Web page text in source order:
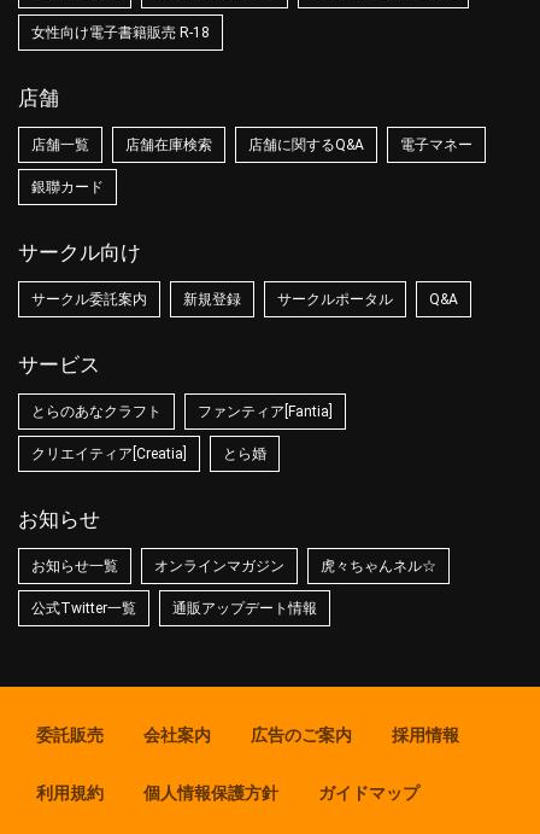
女性向け電子書籍販売 R-18
店舗
店舗一覧 店舗在庫検索 店舗に関するQ&A 電子マネー
銀聯カード
サークル向け
サークル委託案内 新規登録 サークルポータル Q&A
サービス
とらのあなクラフト ファンティア[Fantia]
クリエイティア[Creatia] とら婚
お知らせ
お知らせ一覧 オンラインマガジン 虎々ちゃんネル☆
公式Twitter一覧 通販アップデート情報
委託販売 会社案内 広告のご案内 採用情報
利用規約 個人情報保護方針 ガイドマップ